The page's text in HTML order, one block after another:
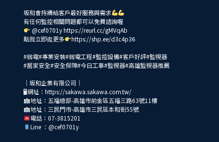
坂和會持續給客戶最好服務與需求
有任何監控相關問題都可以免費諮詢喔
@cef0701yhttps://reurl.cc/gMVqAb
點我立即逛更多
https://shp.ee/d3c4p36
#弱電#專業安裝#弱電工程#監控設備#客戶好評#監視器
#居家安全#安全保障#今日工事#監視器#高雄監視器推薦
｜坂和企業有限公司｜
🖥網址：https://sakawa.sakawa.com.tw/
地址：五福總部-高雄市前金區五福三路63號11樓
地址：三民門市-高雄市三民區本和街55號
電話：07-3815201
Line ：@cef0701y